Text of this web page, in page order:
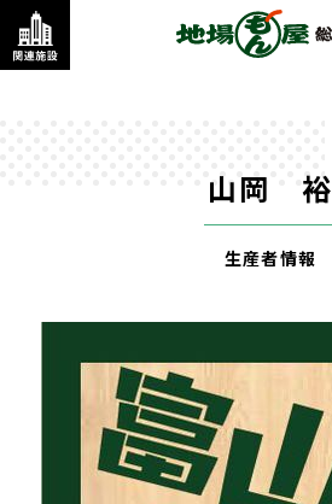
山岡 裕
生産者情報